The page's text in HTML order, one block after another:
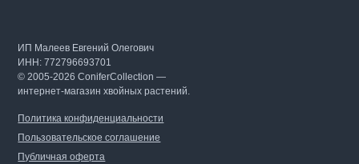
ИП Малеев Евгений Олегович
ИНН: 772796693701
© 2005-2026 ConiferCollection —
интернет-магазин хвойных растений.
Политика конфиденциальности
Пользовательское соглашение
Публичная оферта